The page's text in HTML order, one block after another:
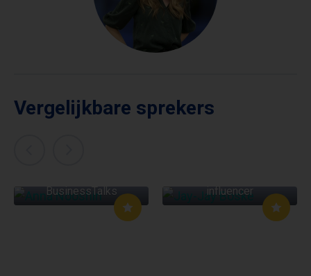
Vergelijkbare sprekers
BusinessTalks
influencer